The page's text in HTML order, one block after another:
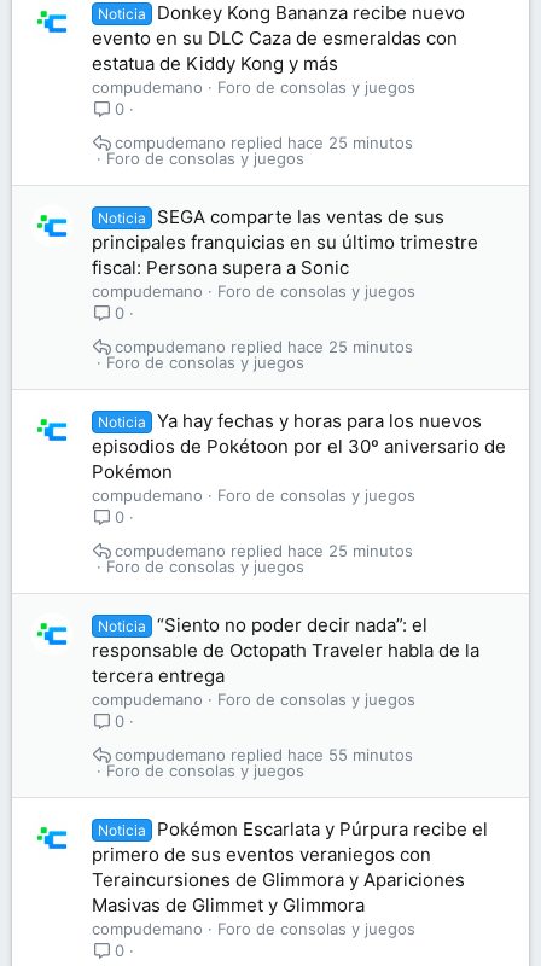
Noticia
Donkey Kong Bananza recibe nuevo
evento en su DLC Caza de esmeraldas con
estatua de Kiddy Kong y más
compudemano
Foro de consolas y juegos
0
Foro de consolas y juegos
hace 25 minutos
compudemano
Noticia
SEGA comparte las ventas de sus
principales franquicias en su último trimestre
fiscal: Persona supera a Sonic
compudemano
Foro de consolas y juegos
0
Foro de consolas y juegos
hace 25 minutos
compudemano
Noticia
Ya hay fechas y horas para los nuevos
episodios de Pokétoon por el 30º aniversario de
Pokémon
compudemano
Foro de consolas y juegos
0
Foro de consolas y juegos
hace 25 minutos
compudemano
Noticia
“Siento no poder decir nada”: el
responsable de Octopath Traveler habla de la
tercera entrega
compudemano
Foro de consolas y juegos
0
Foro de consolas y juegos
hace 55 minutos
compudemano
Noticia
Pokémon Escarlata y Púrpura recibe el
primero de sus eventos veraniegos con
Teraincursiones de Glimmora y Apariciones
Masivas de Glimmet y Glimmora
compudemano
Foro de consolas y juegos
0